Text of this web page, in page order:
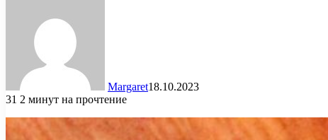
Margaret18.10.2023
31 2 минут на прочтение